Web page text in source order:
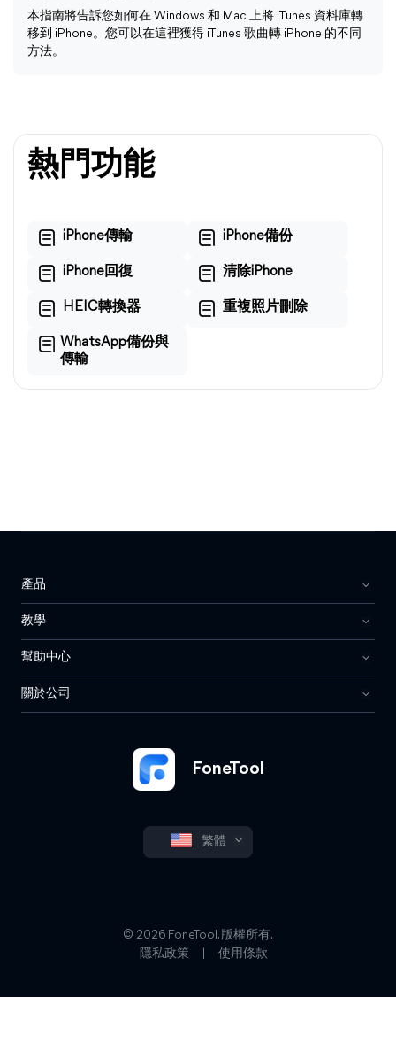
本指南將告訴您如何在 Windows 和 Mac 上將 iTunes 資料庫轉
移到 iPhone。您可以在這裡獲得 iTunes 歌曲轉 iPhone 的不同
方法。
熱門功能
iPhone傳輸 iPhone備份
iPhone回復 清除iPhone
HEIC轉換器 重複照片刪除
WhatsApp備份與
傳輸
FoneTool
繁體
產品
教學
幫助中心
關於公司
© 2026 FoneTool. 版權所有.
隱私政策
使用條款